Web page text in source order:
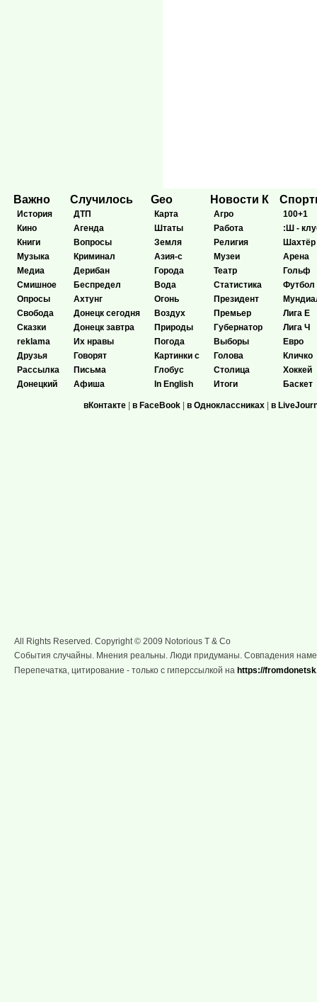
Важно
История
Кино
Книги
Музыка
Медиа
Смишное
Опросы
Свобода
Сказки
reklama
Друзья
Рассылка
Донецкий
Случилось
ДТП
Агенда
Вопросы
Криминал
Дерибан
Беспредел
Ахтунг
Донецк сегодня
Донецк завтра
Их нравы
Говорят
Письма
Афиша
Geo
Карта
Штаты
Земля
Азия-с
Города
Вода
Огонь
Воздух
Природы
Погода
Картинки с
Глобус
In English
Новости К
Агро
Работа
Религия
Музеи
Театр
Статистика
Президент
Премьер
Губернатор
Выборы
Голова
Столица
Итоги
100+1
:Ш -
Шахтёр
Арена
Гольф
Футбол
Лига Е
Лига Ч
Евро
Кличко
Хоккей
Баскет
вКонтакте в FaceBook в Одноклассниках в
All Rights Reserved. Copyright © 2009 Notorious T & Co
События случайны. Мнения реальны. Люди придуманы. Совпадения
Перепечатка, цитирование - только с гиперссылкой на https://